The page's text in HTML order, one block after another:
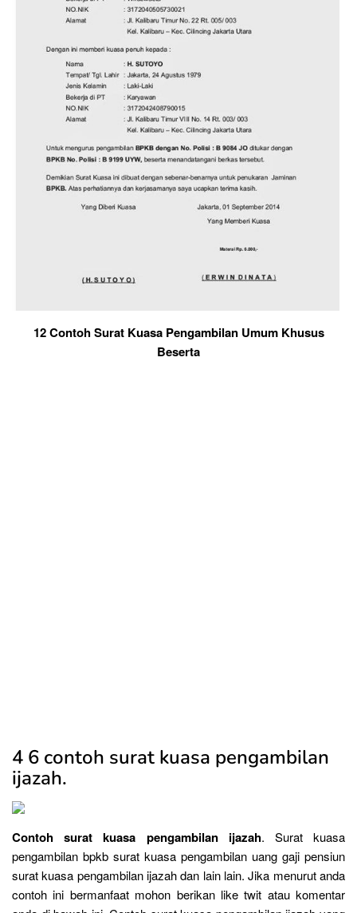
12 Contoh Surat Kuasa Pengambilan Umum Khusus
Beserta
4 6 contoh surat kuasa pengambilan
ijazah.
Contoh surat kuasa pengambilan ijazah. Surat kuasa
pengambilan bpkb surat kuasa pengambilan uang gaji pensiun
surat kuasa pengambilan ijazah dan lain lain. Jika menurut anda
contoh ini bermanfaat mohon berikan like twit atau komentar